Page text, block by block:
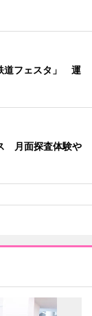
道フェスタ」 運
月面探査体験や